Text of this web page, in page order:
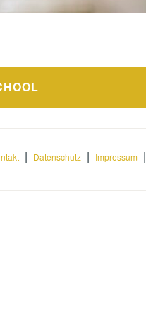
| Datenschutz| Impressum|